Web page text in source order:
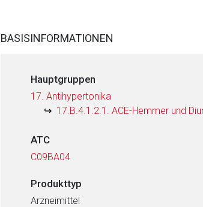
BASISINFORMATIONEN
Hauptgruppen
17. Antihypertonika
17.B.4.1.2.1. ACE-Hemmer und
ATC
C09BA04
Produkttyp
Arzneimittel